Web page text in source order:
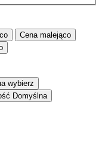
Cena malejąco
wybierz
Domyślna